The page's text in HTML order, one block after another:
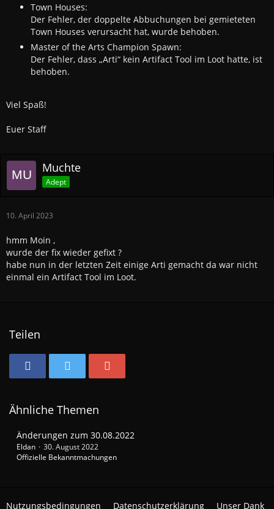
Town Houses:
Der Fehler, der doppelte Abbuchungen bei gemieteten
Town Houses verursacht hat, wurde behoben.
Master of the Arts Champion Spawn:
Der Fehler, dass „Arti“ kein Artifact Tool im Loot hatte, ist
behoben.
Viel Spaß!
Euer Staff
Muchte
Adept
10. April 2023
hmm Moin ,
wurde der fix wieder gefixt ?
habe nun in der letzten Zeit einige Arti gemacht da war nicht
einmal ein Artifact Tool im Loot.
Teilen
Ähnliche Themen
Änderungen zum 30.08.2022
Eldan
30. August 2022
Offizielle Bekanntmachungen
Nutzungsbedingungen Datenschutzerklärung Unser Dank